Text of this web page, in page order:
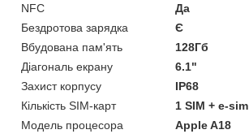
NFC
Да
Бездротова зарядка
Є
Вбудована пам'ять
128Гб
Діагональ екрану
6.1"
Захист корпусу
IP68
Кількість SIM-карт
1 SIM + e-sim
Модель процесора
Apple A18